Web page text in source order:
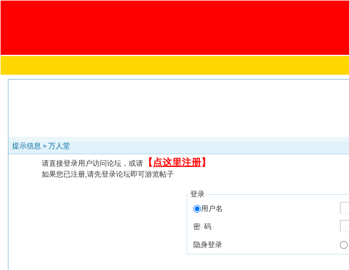
提示信息 »万人堂
请直接登录用户访问论坛，或请 【 点这里注册】
如果您已注册,请先登录论坛即可游览帖子
登录
用户名
密 码
隐身登录